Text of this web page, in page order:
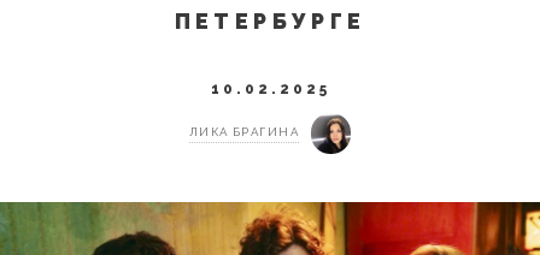
ПЕТЕРБУРГЕ
10.02.2025
ЛИКА БРАГИНА